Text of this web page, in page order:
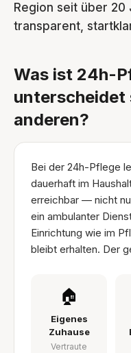
Region seit über 20
transparent,
Was ist 24h-
unterscheidet
anderen?
Bei der 24h-Pflege
dauerhaft im
erreichbar — nicht
ein ambulanter
Einrichtung wie im
bleibt erhalten. Der
🏠
Eigenes
Zuhause
Vertraute